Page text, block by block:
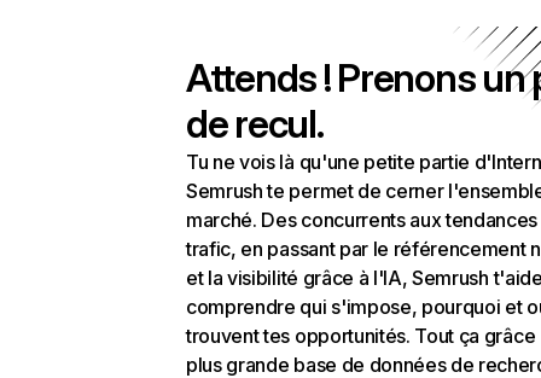
Attends ! Prenons un
de recul.
Tu ne vois là qu'une petite partie
Semrush te permet de cerner
marché. Des concurrents aux
trafic, en passant par le référencement
et la visibilité grâce à l'IA, Semrush
comprendre qui s'impose, pourquoi et
trouvent tes opportunités. Tout ça grâce
plus grande base de données de